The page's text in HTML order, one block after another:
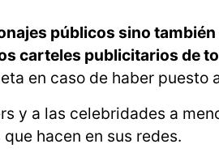
públicos sino
carteles publicitarios de
en caso de haber puesto
y a las celebridades a
hacen en sus redes.